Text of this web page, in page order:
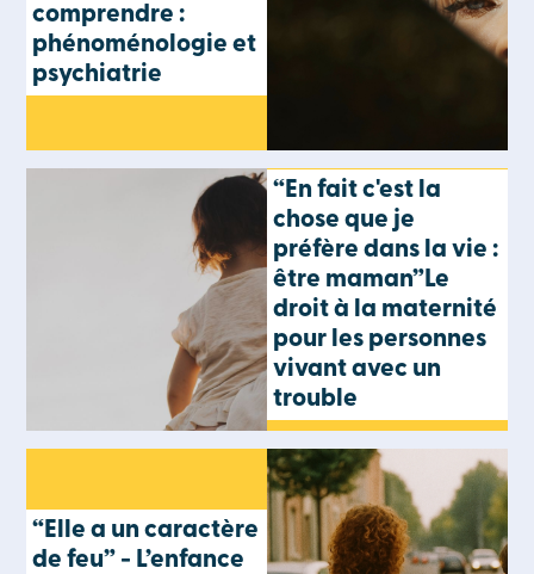
comprendre :
phénoménologie et
psychiatrie
“En fait c'est la
chose que je
préfère dans la vie :
être maman”Le
droit à la maternité
pour les personnes
vivant avec un
trouble
“Elle a un caractère
de feu” - L’enfance